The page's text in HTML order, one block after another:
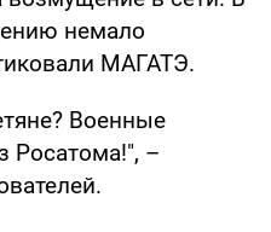
немало
МАГАТЭ.
Военные
Росатома!", –